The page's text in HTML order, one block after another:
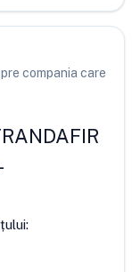
compania care